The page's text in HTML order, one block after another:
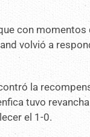
con
volvió a
la
tuvo
el 1-0.